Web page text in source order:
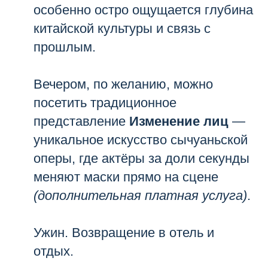
особенно остро ощущается глубина
китайской культуры и связь с
прошлым.
Вечером, по желанию, можно
посетить традиционное
представление Изменение лиц —
уникальное искусство сычуаньской
оперы, где актёры за доли секунды
меняют маски прямо на сцене
(дополнительная платная услуга).
Ужин. Возвращение в отель и
отдых.